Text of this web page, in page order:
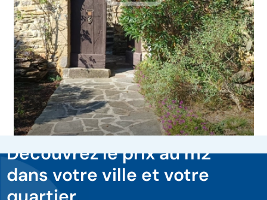
Découvrez le prix au m2
dans votre ville et votre